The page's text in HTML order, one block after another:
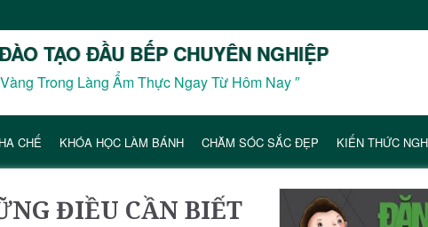
TẠO ĐẦU BẾP CHUYÊN NGHIỆP
Trong Làng Ẩm Thực Ngay Từ Hôm Nay ″
CHẾ KHÓA HỌC LÀM BÁNH CHĂM SÓC SẮC ĐẸP KIẾN THỨC
ĐIỀU CẦN BIẾT